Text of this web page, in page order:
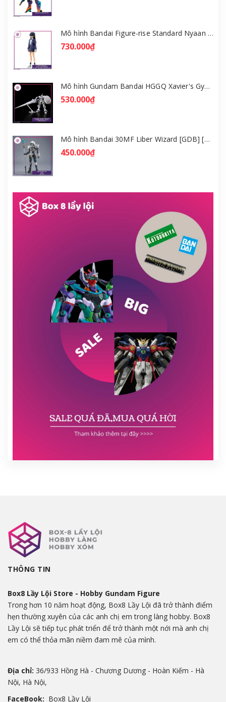
Mô hình Bandai Figure-rise Standard Nyaan - Gundam GQuuuuuuX [GDB] [FRS]
730.000₫
Mô hình Gundam Bandai HGGQ Xavier's Gyan Hakuji-Packs 1/144 [GDB] [BHG]
530.000₫
Mô hình Bandai 30MF Liber Wizard [GDB] [30MF]
450.000₫
THÔNG TIN
Box8 Lầy Lội Store - Hobby Gundam Figure
Trong hơn 10 năm hoạt động, Box8 Lầy Lội đã trở thành điểm
hẹn thường xuyên của các anh chị em trong làng hobby. Box8
Lầy Lội sẽ tiếp tục phát triển để trở thành một nới mà anh chị
em có thể thỏa mãn niềm đam mê của mình.
Địa chỉ: 36/933 Hồng Hà - Chương Dương - Hoàn Kiếm - Hà
Nội, Hà Nội,
FaceBook: Box8 Lầy Lội